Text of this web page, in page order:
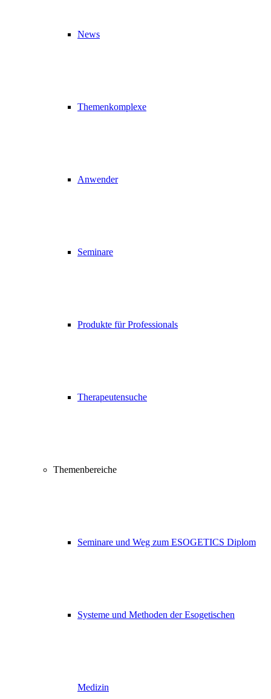
News
Themenkomplexe
Anwender
Seminare
Produkte für Professionals
Therapeutensuche
Themenbereiche
Seminare und Weg zum ESOGETICS Diplom
Systeme und Methoden der Esogetischen
Medizin